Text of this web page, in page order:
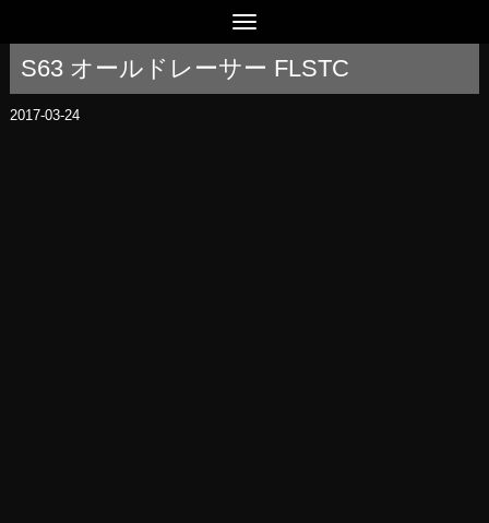
S63 オールドレーサー FLSTC
2017-03-24